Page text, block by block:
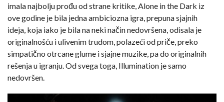
imala najbolju prođu od strane kritike, Alone in the Dark iz
ove godine je bila jedna ambiciozna igra, prepuna sjajnih
ideja, koja iako je bila na neki način nedovršena, odisala je
originalnošću i ulivenim trudom, polazeći od priče, preko
simpatično otrcane glume i sjajne muzike, pa do originalnih
rešenja u igranju. Od svega toga, Illumination je samo
nedovršen.